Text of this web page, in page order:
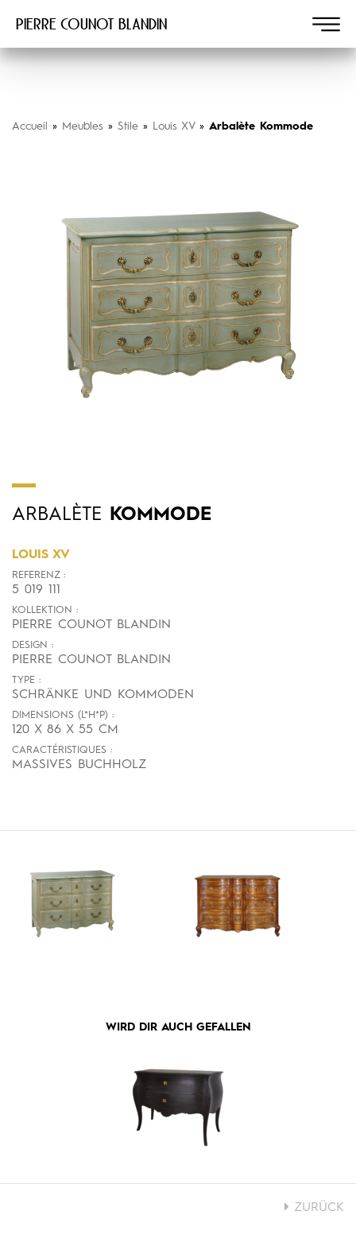
Pierre COUNOT BLANDIN
Accueil » Meubles » Stile » Louis XV» Arbalète Kommode
ARBALÈTE KOMMODE
LOUIS XV
REFERENZ :
5 019 111
KOLLEKTION :
PIERRE COUNOT BLANDIN
DESIGN :
PIERRE COUNOT BLANDIN
TYPE :
SCHRÄNKE UND KOMMODEN
DIMENSIONS (L*H*P) :
120 X 86 X 55 CM
CARACTÉRISTIQUES :
MASSIVES BUCHHOLZ
WIRD DIR AUCH GEFALLEN
ZURÜCK